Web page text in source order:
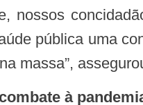
nossos
pública uma
massa”,
à